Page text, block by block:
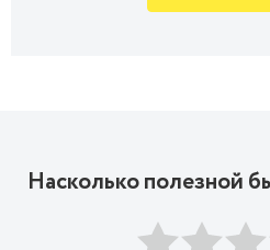
Насколько полезной